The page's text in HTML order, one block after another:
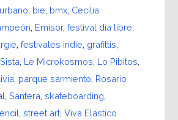
bie bmx, Cecilia
Emisor, festival día libre
festivales indie grafittis
Le Microkosmos Lo Pibitos
parque sarmiento Rosario
Santera skateboarding
street art, Viva Elástico